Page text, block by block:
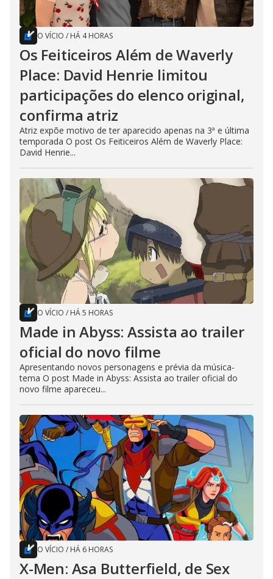
O VÍCIO / HÁ 4 HORAS
Os Feiticeiros Além de Waverly
Place: David Henrie limitou
participações do elenco original,
confirma atriz
Atriz expõe motivo de ter aparecido apenas na 3ª e última
temporada O post Os Feiticeiros Além de Waverly Place:
David Henrie...
O VÍCIO / HÁ 5 HORAS
Made in Abyss: Assista ao trailer
oficial do novo filme
Apresentando novos personagens e prévia da música-
tema O post Made in Abyss: Assista ao trailer oficial do
novo filme apareceu...
O VÍCIO / HÁ 6 HORAS
X-Men: Asa Butterfield, de Sex